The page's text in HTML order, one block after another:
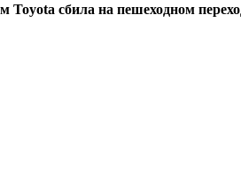
сбила на пешеходном